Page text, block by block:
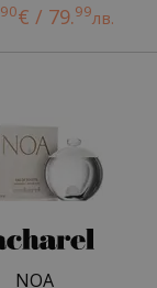
90€ / 79.99лв.
NOA